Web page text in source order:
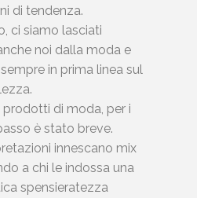
di tendenza.
ci siamo lasciati
noi dalla moda e
in prima linea sul
prodotti di moda, per i
è stato breve.
innescano mix
a chi le indossa una
spensieratezza